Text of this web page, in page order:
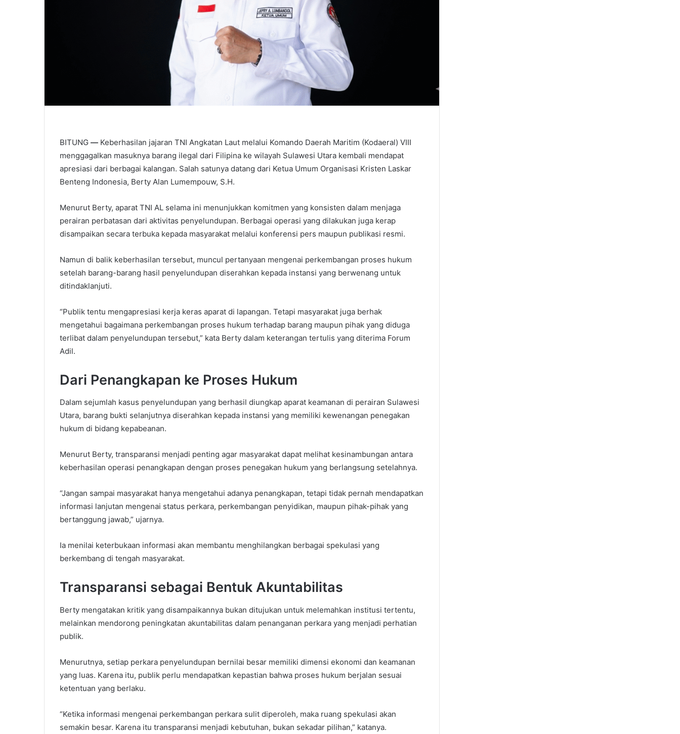
BITUNG — Keberhasilan jajaran TNI Angkatan Laut melalui Komando Daerah Maritim (Kodaeral) VIII
menggagalkan masuknya barang ilegal dari Filipina ke wilayah Sulawesi Utara kembali mendapat
apresiasi dari berbagai kalangan. Salah satunya datang dari Ketua Umum Organisasi Kristen Laskar
Benteng Indonesia, Berty Alan Lumempouw, S.H.
Menurut Berty, aparat TNI AL selama ini menunjukkan komitmen yang konsisten dalam menjaga
perairan perbatasan dari aktivitas penyelundupan. Berbagai operasi yang dilakukan juga kerap
disampaikan secara terbuka kepada masyarakat melalui konferensi pers maupun publikasi resmi.
Namun di balik keberhasilan tersebut, muncul pertanyaan mengenai perkembangan proses hukum
setelah barang-barang hasil penyelundupan diserahkan kepada instansi yang berwenang untuk
ditindaklanjuti.
“Publik tentu mengapresiasi kerja keras aparat di lapangan. Tetapi masyarakat juga berhak
mengetahui bagaimana perkembangan proses hukum terhadap barang maupun pihak yang diduga
terlibat dalam penyelundupan tersebut,” kata Berty dalam keterangan tertulis yang diterima Forum
Adil.
Dari Penangkapan ke Proses Hukum
Dalam sejumlah kasus penyelundupan yang berhasil diungkap aparat keamanan di perairan Sulawesi
Utara, barang bukti selanjutnya diserahkan kepada instansi yang memiliki kewenangan penegakan
hukum di bidang kepabeanan.
Menurut Berty, transparansi menjadi penting agar masyarakat dapat melihat kesinambungan antara
keberhasilan operasi penangkapan dengan proses penegakan hukum yang berlangsung setelahnya.
“Jangan sampai masyarakat hanya mengetahui adanya penangkapan, tetapi tidak pernah mendapatkan
informasi lanjutan mengenai status perkara, perkembangan penyidikan, maupun pihak-pihak yang
bertanggung jawab,” ujarnya.
Ia menilai keterbukaan informasi akan membantu menghilangkan berbagai spekulasi yang
berkembang di tengah masyarakat.
Transparansi sebagai Bentuk Akuntabilitas
Berty mengatakan kritik yang disampaikannya bukan ditujukan untuk melemahkan institusi tertentu,
melainkan mendorong peningkatan akuntabilitas dalam penanganan perkara yang menjadi perhatian
publik.
Menurutnya, setiap perkara penyelundupan bernilai besar memiliki dimensi ekonomi dan keamanan
yang luas. Karena itu, publik perlu mendapatkan kepastian bahwa proses hukum berjalan sesuai
ketentuan yang berlaku.
“Ketika informasi mengenai perkembangan perkara sulit diperoleh, maka ruang spekulasi akan
semakin besar. Karena itu transparansi menjadi kebutuhan, bukan sekadar pilihan,” katanya.